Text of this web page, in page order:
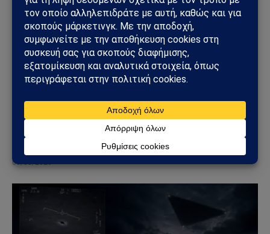
ΓΕΩΣΤΡΑΤΗΓΙΚΉ
Φλέγεται το πακιστανικά ελεγχόμενο Κασμίρ:
Νεκροί, συγκρούσεις και εκλογές υπό τη σκιά
μιας βαθιάς κρίσης
09/08/2026